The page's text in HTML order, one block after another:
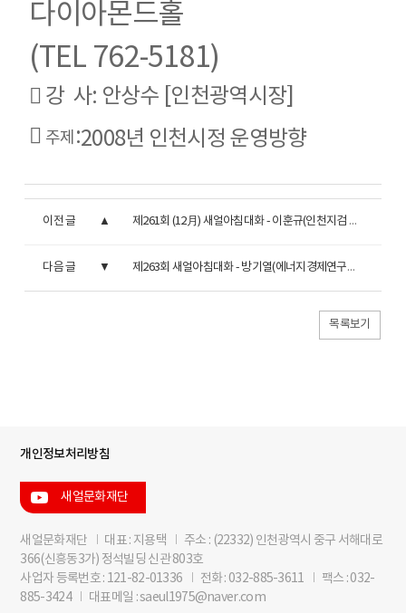
다이아몬드홀
(TEL 762-5181)
󰁮 강 사: 안상수 [인천광역시장]
󰁮 주제 :2008년 인천시정 운영방향
이전 글 제261회 (12月) 새얼아침대화 - 이훈규(인천지검 검사장)
다음 글 제263회 새얼아침대화 - 방기열(에너지경제연구원 원장)
목록보기
개인정보처리방침
새얼문화재단
새얼문화재단 I 대표 : 지용택 I 주소 : (22332) 인천광역시 중구 서해대로
366(신흥동3가) 정석빌딩 신관 803호
사업자 등록번호 : 121-82-01336
I 전화 : 032-885-3611 I 팩스 : 032-
885-3424 I 대표메일 : saeul1975@naver.com